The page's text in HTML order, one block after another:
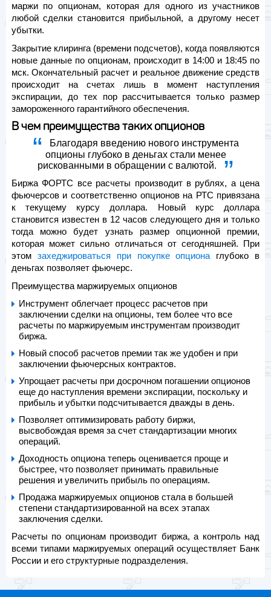
маржи по опционам, которая для одного из участников
любой сделки становится прибыльной, а другому несет
убытки.
Закрытие клиринга (времени подсчетов), когда появляются
новые данные по опционам, происходит в 14:00 и 18:45 по
мск. Окончательный расчет и реальное движение средств
происходит на счетах лишь в момент наступления
экспирации, до тех пор рассчитывается только размер
замороженного гарантийного обеспечения.
В чем преимущества таких опционов
Благодаря введению нового инструмента
опционы глубоко в деньгах стали менее
рискованными в обращении с валютой.
Биржа ФОРТС все расчеты производит в рублях, а цена
фьючерсов и соответственно опционов на РТС привязана
к текущему курсу доллара. Новый курс доллара
становится известен в 12 часов следующего дня и только
тогда можно будет узнать размер опционной премии,
которая может сильно отличаться от сегодняшней. При
этом захеджироваться при покупке опциона глубоко в
деньгах позволяет фьючерс.
Преимущества маржируемых опционов
Инструмент облегчает процесс расчетов при
заключении сделки на опционы, тем более что все
расчеты по маржируемым инструментам производит
биржа.
Новый способ расчетов премии так же удобен и при
заключении фьючерсных контрактов.
Упрощает расчеты при досрочном погашении опционов
еще до наступления времени экспирации, поскольку и
прибыль и убытки подсчитывается дважды в день.
Позволяет оптимизировать работу биржи,
высвобождая время за счет стандартизации многих
операций.
Доходность опциона теперь оценивается проще и
быстрее, что позволяет принимать правильные
решения и увеличить прибыль по операциям.
Продажа маржируемых опционов стала в большей
степени стандартизированной на всех этапах
заключения сделки.
Расчеты по опционам производит биржа, а контроль над
всеми типами маржируемых операций осуществляет Банк
России и его структурные подразделения.